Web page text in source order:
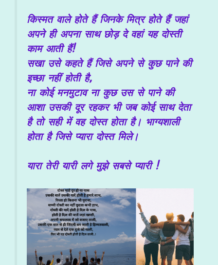
किस्मत वाले होते हैं जिनके मित्र होते हैं जहां
अपने ही अपना साथ छोड़ दे वहां यह दोस्ती
काम आती हैं!
सखा उसे कहते हैं जिसे अपने से कुछ पाने की
इच्छा नहीं होती है,
ना कोई मनमुटाव ना कुछ उस से पाने की
आशा उसकी दूर रहकर भी जब कोई साथ देता
है तो सही में वह दोस्त होता है। भाग्यशाली
होता है जिसे प्यारा दोस्त मिले।
यारा तेरी यारी लगे मुझे सबसे प्यारी !